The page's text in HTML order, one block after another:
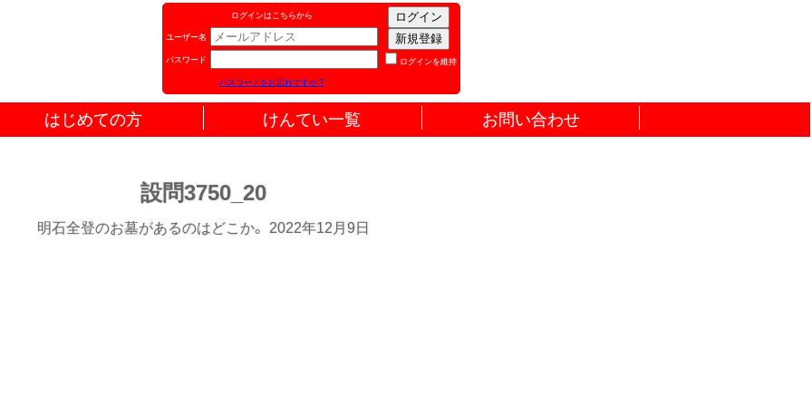
ログインはこちらから
ログインを維持
ユーザー名
パスワード
パスワードをお忘れですか ?
はじめての方 けんてい一覧 お問い合わせ
設問3750_20
明石全登のお墓があるのはどこか。 2022年12月9日